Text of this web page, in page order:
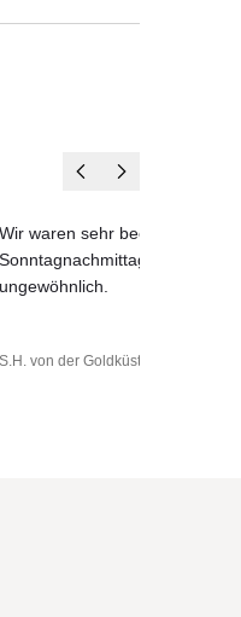
Wir waren sehr beeindruckt,
Sonntagnachmittag beraten
ungewöhnlich.
S.H. von der Goldküste